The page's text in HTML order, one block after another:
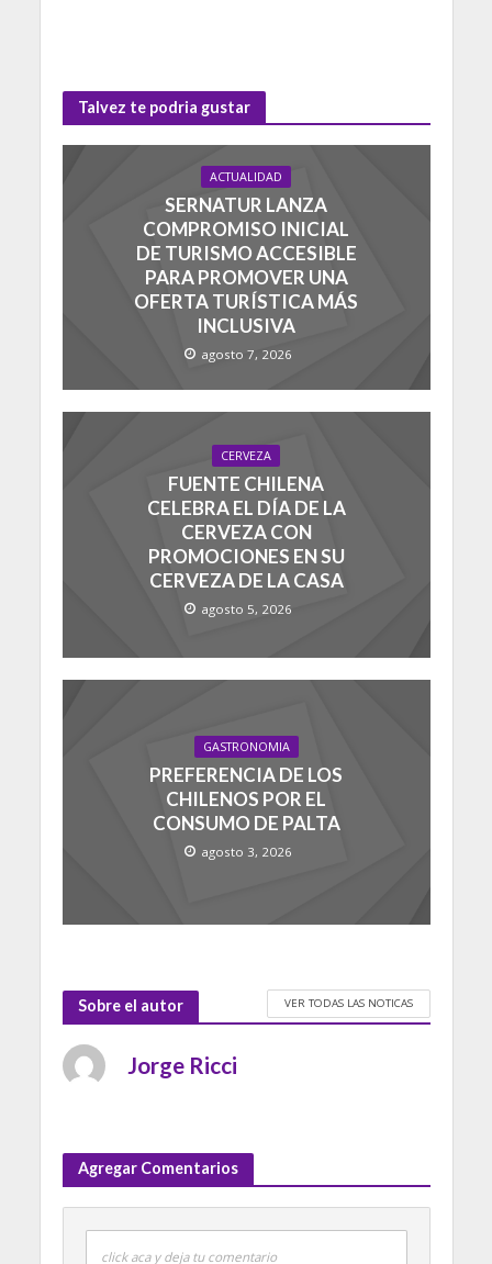
Talvez te podria gustar
ACTUALIDAD
SERNATUR LANZA
COMPROMISO INICIAL
DE TURISMO ACCESIBLE
PARA PROMOVER UNA
OFERTA TURÍSTICA MÁS
INCLUSIVA
agosto 7, 2026
CERVEZA
FUENTE CHILENA
CELEBRA EL DÍA DE LA
CERVEZA CON
PROMOCIONES EN SU
CERVEZA DE LA CASA
agosto 5, 2026
GASTRONOMIA
PREFERENCIA DE LOS
CHILENOS POR EL
CONSUMO DE PALTA
agosto 3, 2026
Sobre el autor VER TODAS LAS NOTICAS
Jorge Ricci
Agregar Comentarios
click aca y deja tu comentario